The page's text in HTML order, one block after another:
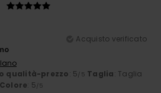
Acquisto verificato
qualità-prezzo: 5 /5 Taglia: Taglia
Colore: 5 /5